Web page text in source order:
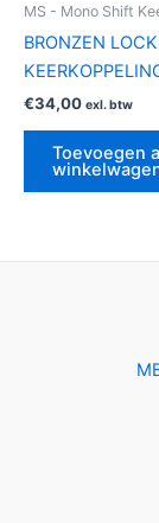
MS - Mono Shift
BRONZEN
€34,00 exl. btw
Toevoegen